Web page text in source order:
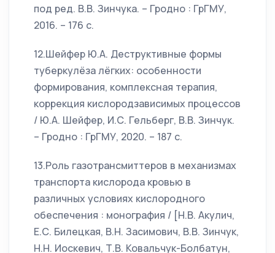
под ред. В.В. Зинчука. – Гродно : ГрГМУ,
2016. – 176 с.
12.Шейфер Ю.А. Деструктивные формы
туберкулёза лёгких: особенности
формирования, комплексная терапия,
коррекция кислородзависимых процессов
/ Ю.А. Шейфер, И.С. Гельберг, В.В. Зинчук.
– Гродно : ГрГМУ, 2020. – 187 с.
13.Роль газотрансмиттеров в механизмах
транспорта кислорода кровью в
различных условиях кислородного
обеспечения : монография / [Н.В. Акулич,
Е.С. Билецкая, В.Н. Засимович, В.В. Зинчук,
Н.Н. Иоскевич, Т.В. Ковальчук-Болбатун,